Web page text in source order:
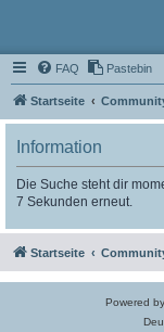
FAQ Pastebin
Startseite
Information
Die Suche steht dir
7 Sekunden erneut.
Startseite
Powered by